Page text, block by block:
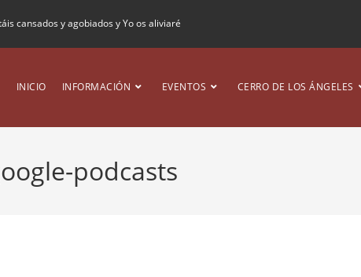
cansados y agobiados y Yo os aliviaré
INICIO INFORMACIÓN EVENTOS CERRO DE LOS ÁNGELES
podcasts